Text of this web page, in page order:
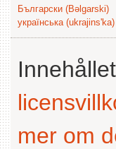
Български (Bəlgarski)
українська (ukrajins'ka)
mer om